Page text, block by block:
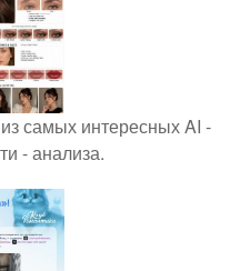
самых интересных AI -
- анализа.